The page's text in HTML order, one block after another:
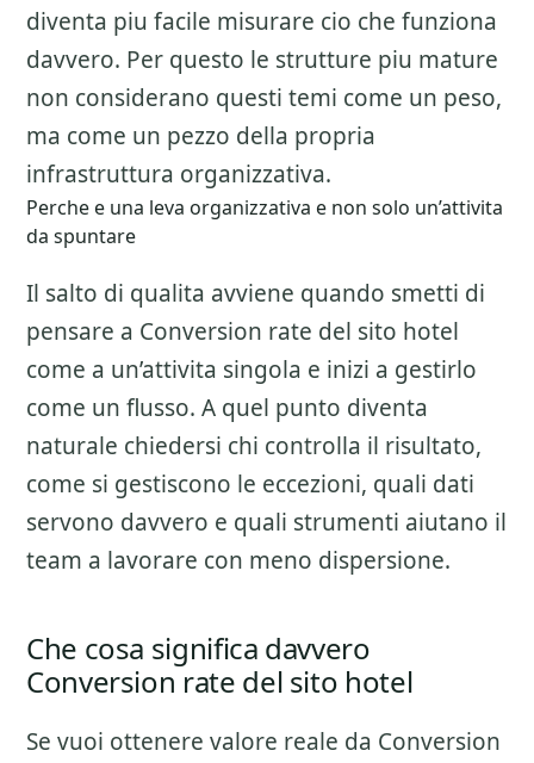
diventa piu facile misurare cio che funziona
davvero. Per questo le strutture piu mature
non considerano questi temi come un peso,
ma come un pezzo della propria
infrastruttura organizzativa.
Perche e una leva organizzativa e non solo un’attivita
da spuntare
Il salto di qualita avviene quando smetti di
pensare a Conversion rate del sito hotel
come a un’attivita singola e inizi a gestirlo
come un flusso. A quel punto diventa
naturale chiedersi chi controlla il risultato,
come si gestiscono le eccezioni, quali dati
servono davvero e quali strumenti aiutano il
team a lavorare con meno dispersione.
Che cosa significa davvero
Conversion rate del sito hotel
Se vuoi ottenere valore reale da Conversion